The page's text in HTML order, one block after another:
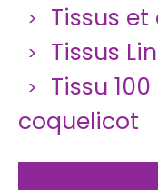
Tissus
Tissus Lin
Tissu
coquelicot